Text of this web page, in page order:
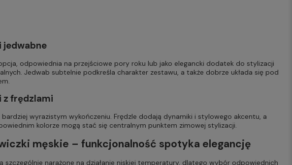
jedwabne
odpowiednia na przejściowe pory roku lub jako elegancki dodatek do stylizacji
Jedwab subtelnie podkreśla charakter zestawu, a także dobrze układa się pod
z frędzlami
wyrazistym wykończeniu. Frędzle dodają dynamiki i stylowego akcentu, a
kolorze mogą stać się centralnym punktem zimowej stylizacji.
męskie – funkcjonalność spotyka elegancję
szczególnie narażone na działanie niskiej temperatury, dlatego wybór odpowiednich